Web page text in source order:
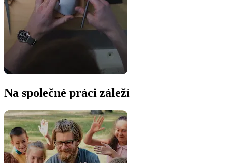
Na společné práci záleží